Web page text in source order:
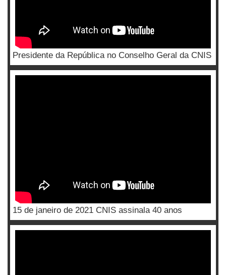
Presidente da República no Conselho Geral da CNIS
15 de janeiro de 2021 CNIS assinala 40 anos